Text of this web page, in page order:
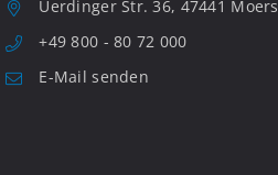
Uerdinger Str. 36, 47441 Moers
+49 800 - 80 72 000
E-Mail senden